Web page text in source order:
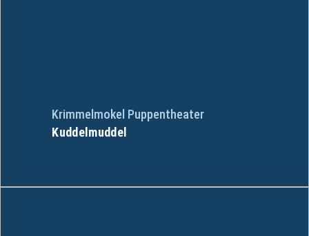
Krimmelmokel Puppentheater
Kuddelmuddel